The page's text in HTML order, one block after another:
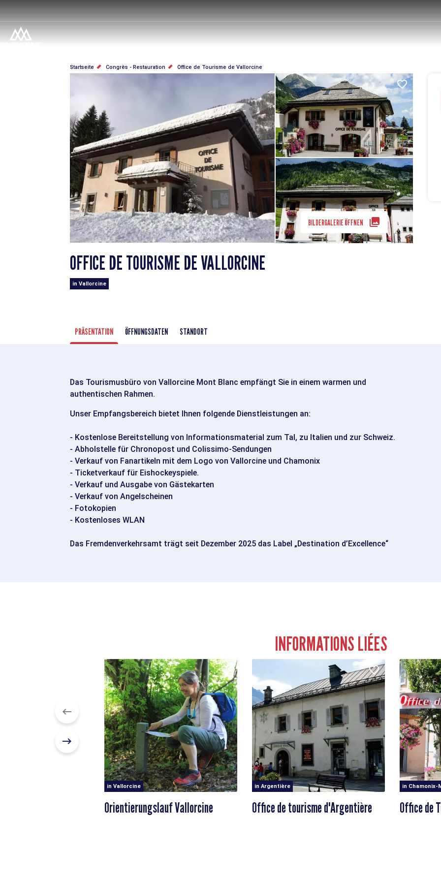
Inhalt
PFADNAVIGATION
Startseite Congrès - Restauration Office de Tourisme de Vallorcine
BILDERGALERIE ÖFFNEN
OFFICE DE TOURISME DE VALLORCINE
in Vallorcine
PRÄSENTATION ÖFFNUNGSDATEN STANDORT
Das Tourismusbüro von Vallorcine Mont Blanc empfängt Sie in einem warmen und
authentischen Rahmen.
Unser Empfangsbereich bietet Ihnen folgende Dienstleistungen an:
- Kostenlose Bereitstellung von Informationsmaterial zum Tal, zu Italien und zur Schweiz.
- Abholstelle für Chronopost und Colissimo-Sendungen
- Verkauf von Fanartikeln mit dem Logo von Vallorcine und Chamonix
- Ticketverkauf für Eishockeyspiele.
- Verkauf und Ausgabe von Gästekarten
- Verkauf von Angelscheinen
- Fotokopien
- Kostenloses WLAN
Das Fremdenverkehrsamt trägt seit Dezember 2025 das Label „Destination d’Excellence“
INFORMATIONS LIÉES
in Vallorcine
Orientierungslauf Vallorcine
in Argentière
Office de tourisme d'Argentière
in Chamonix-
Office de